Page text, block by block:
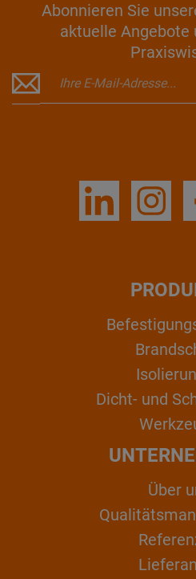
Abonnieren Sie
aktuelle Angebote
Dicht- und
Über